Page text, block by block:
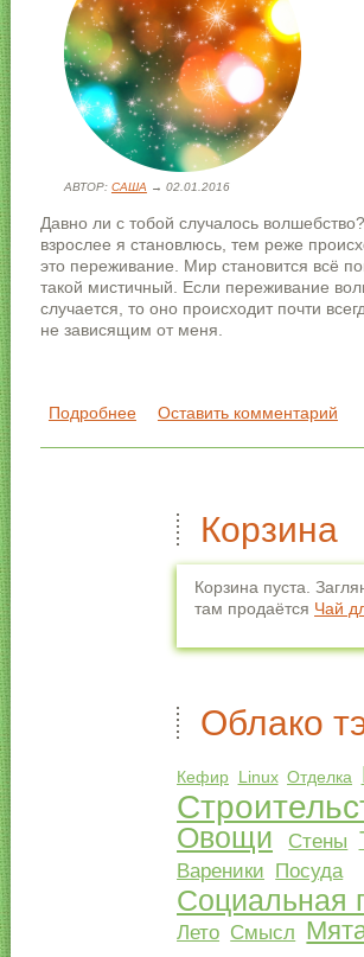
АВТОР: САША → 02.01.2016
Давно ли с тобой случалось
взрослее я становлюсь, тем реже
это переживание. Мир становится всё
такой мистичный. Если переживание
случается, то оно происходит почти
не зависящим от меня.
Подробнеео Как сотворить волшебство?
Оставить комментарий
Корзина
Корзина пуста.
там продаётся Чай
Облако
Кефир Linux Отделка
Овощи Стены
Вареники Посуда
Социальная
Лето Смысл